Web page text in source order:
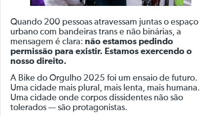
Quando 200 pessoas atravessam juntas o espaço
urbano com bandeiras trans e não binárias, a
mensagem é clara: não estamos pedindo
permissão para existir. Estamos exercendo o
nosso direito.
A Bike do Orgulho 2025 foi um ensaio de futuro.
Uma cidade mais plural, mais lenta, mais humana.
Uma cidade onde corpos dissidentes não são
tolerados — são protagonistas.